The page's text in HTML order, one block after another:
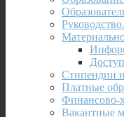
Стипендии
Платные
Финансово-
Вакантные